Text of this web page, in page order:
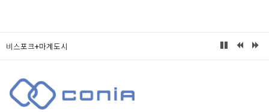
비스포크+마계도시